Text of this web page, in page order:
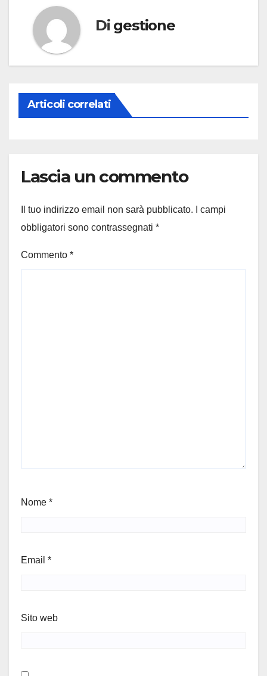
Di gestione
Articoli correlati
Lascia un commento
Il tuo indirizzo email non sarà pubblicato.
I campi
obbligatori sono contrassegnati *
Commento *
Nome *
Email *
Sito web